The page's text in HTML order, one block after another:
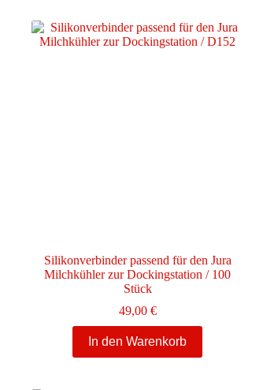
Varianten
auf.
Die
Silikonverbinder passend für den Jura
Milchkühler zur Dockingstation / 100
Stück
49,00 €
In den Warenkorb